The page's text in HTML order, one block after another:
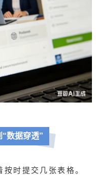
数据穿透”
时提交几张表格。